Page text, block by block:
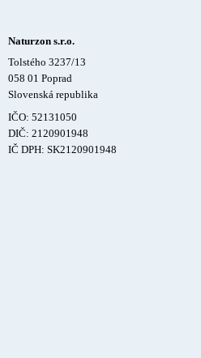
Naturzon s.r.o.
Tolstého 3237/13
058 01 Poprad
Slovenská republika
IČO: 52131050
DIČ: 2120901948
IČ DPH: SK2120901948